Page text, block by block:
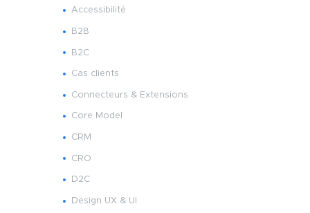
Accessibilité
B2B
B2C
Cas clients
Connecteurs & Extensions
Core Model
CRM
CRO
D2C
Design UX & UI